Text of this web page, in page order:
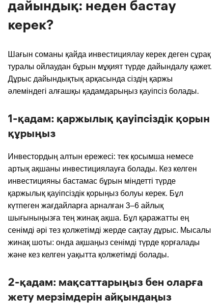
дайындық: неден бастау
керек?
Шағын соманы қайда инвестициялау керек деген сұрақ
туралы ойлаудан бұрын мұқият түрде дайындалу қажет.
Дұрыс дайындықтық арқасында сіздің қаржы
әлеміндегі алғашқы қадамдарыңыз қауіпсіз болады.
1-қадам: қаржылық қауіпсіздік қорын
құрыңыз
Инвестордың алтын ережесі: тек қосымша немесе
артық ақшаны инвестициялауға болады. Кез келген
инвестицияны бастамас бұрын міндетті түрде
қаржылық қауіпсіздік қорыңыз болуы керек. Бұл
күтпеген жағдайларға арналған 3–6 айлық
шығыныңызға тең жинақ ақша. Бұл қаражатты ең
сенімді әрі тез қолжетімді жерде сақтау дұрыс. Мысалы
жинақ шоты: онда ақшаңыз сенімді түрде қорғалады
және кез келген уақытта қолжетімді болады.
2-қадам: мақсаттарыңыз бен оларға
жету мерзімдерін айқындаңыз